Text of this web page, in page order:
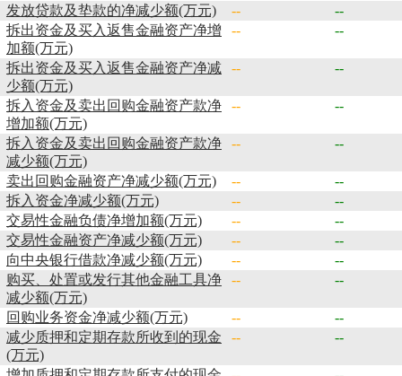
发放贷款及垫款的净减少额(万元)
--
--
拆出资金及买入返售金融资产净增
加额(万元)
-- --
拆出资金及买入返售金融资产净减
少额(万元)
-- --
拆入资金及卖出回购金融资产款净
增加额(万元)
-- --
拆入资金及卖出回购金融资产款净
减少额(万元)
-- --
卖出回购金融资产净减少额(万元) --
--
拆入资金净减少额(万元)
--
--
交易性金融负债净增加额(万元)
--
--
交易性金融资产净减少额(万元)
--
--
向中央银行借款净减少额(万元)
--
--
购买、处置或发行其他金融工具净
减少额(万元)
-- --
回购业务资金净减少额(万元) --
--
减少质押和定期存款所收到的现金
(万元)
-- --